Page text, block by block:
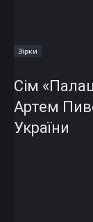
Зірки
Сім
Артем
України